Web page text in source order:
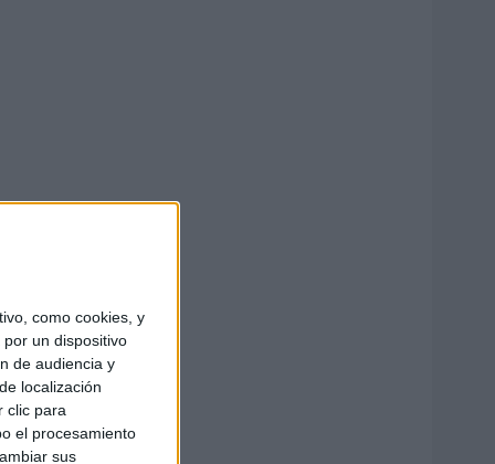
como cookies, y
un dispositivo
de audiencia y
localización
clic para
el procesamiento
sus